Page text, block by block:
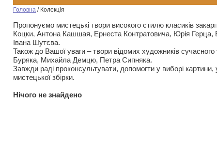
Головна / Колекція
Пропонуємо мистецькі твори високого стилю класиків
Коцки, Антона Кашшая, Ернеста Контратовича, Юрія
Івана Шутєва.
Також до Вашої уваги – твори відомих художників
Буряка, Михайла Демцю, Петра Сипняка.
Завжди раді проконсультувати, допомогти у виборі картини,
мистецької збірки.
Нiчого не знайдено